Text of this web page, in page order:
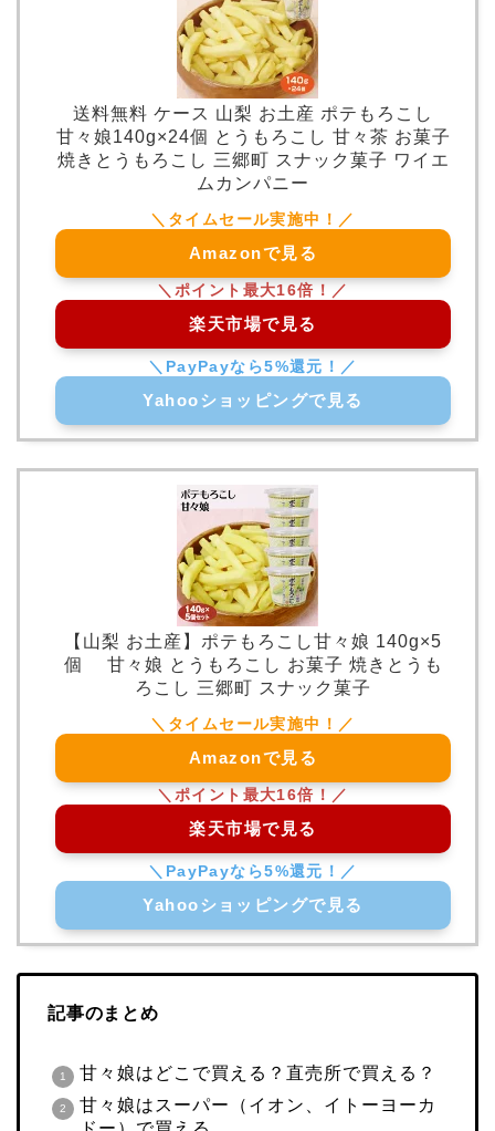
送料無料 ケース 山梨 お土産 ポテもろこし
甘々娘140g×24個 とうもろこし 甘々茶 お菓子
焼きとうもろこし 三郷町 スナック菓子 ワイエ
ムカンパニー
Amazonで見る
楽天市場で見る
Yahooショッピングで見る
【山梨 お土産】ポテもろこし甘々娘 140g×5
個 甘々娘 とうもろこし お菓子 焼きとうも
ろこし 三郷町 スナック菓子
Amazonで見る
楽天市場で見る
Yahooショッピングで見る
記事のまとめ
甘々娘はどこで買える？直売所で買える？
甘々娘はスーパー（イオン、イトーヨーカ